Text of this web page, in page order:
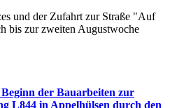
und der Zufahrt zur Straße "Auf
bis zur zweiten Augustwoche
der Bauarbeiten zur
L844 in Appelhülsen durch den